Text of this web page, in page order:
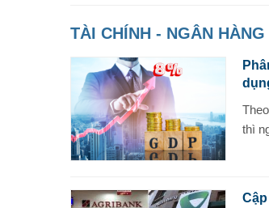
TÀI CHÍNH - NGÂN HÀNG
thì